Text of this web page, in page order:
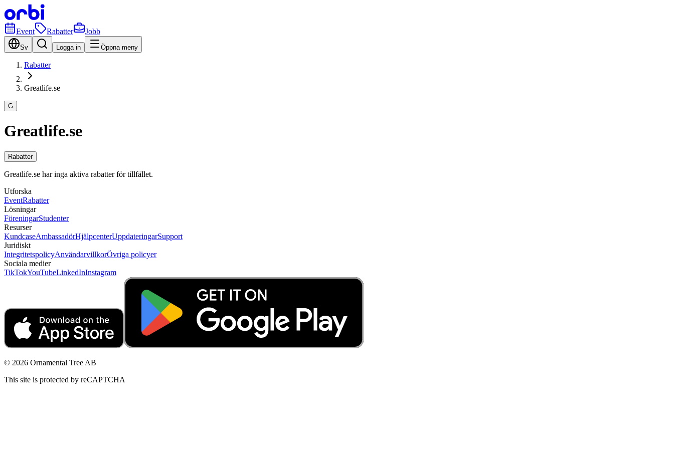
Event Rabatter Jobb
Sv Logga in Öppna meny
Rabatter
Greatlife.se
G
Greatlife.se
Rabatter
Greatlife.se har inga aktiva rabatter för tillfället.
Utforska
EventRabatter
Lösningar
FöreningarStudenter
Resurser
KundcaseAmbassadörHjälpcenterUppdateringarSupport
Juridiskt
IntegritetspolicyAnvändarvillkorÖvriga policyer
Sociala medier
TikTokYouTubeLinkedInInstagram
© 2026 Ornamental Tree AB
This site is protected by reCAPTCHA